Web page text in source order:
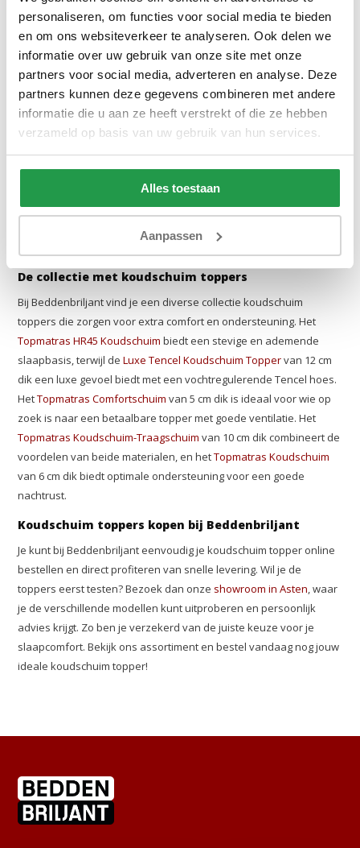
personaliseren, om functies voor social media te bieden
en om ons websiteverkeer te analyseren. Ook delen we
informatie over uw gebruik van onze site met onze
partners voor social media, adverteren en analyse. Deze
partners kunnen deze gegevens combineren met andere
informatie die u aan ze heeft verstrekt of die ze hebben
verzameld op basis van uw gebruik van hun services.
Alles toestaan
Aanpassen
De voordelen van koudschuim toppers
De koudschuim toppers bieden verschillende voordelen voor een
betere nachtrust. Ze passen zich goed aan je lichaam aan en
zorgen voor een comfortabele, ondersteunende slaap.
Goede ventilatie: koudschuim is ademend en zorgt voor
een frisse slaapomgeving.
goede doorbloeding.
Duurzaam: gaat lang mee zonder in te boeten op kwaliteit.
De collectie met koudschuim toppers
Bij Beddenbriljant vind je een diverse collectie koudschuim
toppers die zorgen voor extra comfort en ondersteuning. Het
Topmatras HR45 Koudschuim biedt een stevige en ademende
slaapbasis, terwijl deLuxe Tencel Koudschuim Toppervan 12 cm
dik een luxe gevoel biedt met een vochtregulerende Tencel hoes.
HetTopmatras Comfortschuim van 5 cm dik is ideaal voor wie op
zoek is naar een betaalbare topper met goede ventilatie. Het
Topmatras Koudschuim-Traagschuim van 10 cm dik combineert de
voordelen van beide materialen, en hetTopmatras Koudschuim
van 6 cm dik biedt optimale ondersteuning voor een goede
nachtrust.
Koudschuim toppers kopen bij Beddenbriljant
Je kunt bij Beddenbriljant eenvoudig je koudschuim topper online
bestellen en direct profiteren van snelle levering. Wil je de
toppers eerst testen? Bezoek dan onze showroom in Asten, waar
je de verschillende modellen kunt uitproberen en persoonlijk
advies krijgt. Zo ben je verzekerd van de juiste keuze voor je
slaapcomfort. Bekijk ons assortiment en bestel vandaag nog jouw
ideale koudschuim topper!